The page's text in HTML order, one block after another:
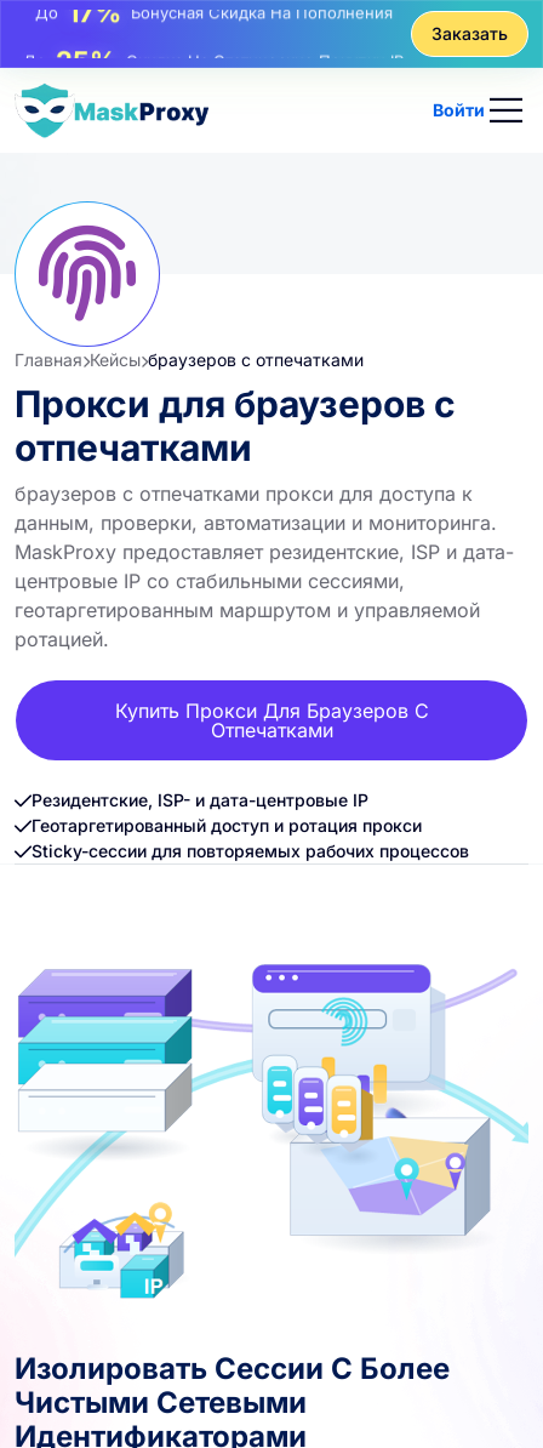
25%
До81%
Заказать
Войти
Главная Кейсы браузеров с отпечатками
Прокси для браузеров с
отпечатками
браузеров с отпечатками прокси для доступа к
данным, проверки, автоматизации и мониторинга.
MaskProxy предоставляет резидентские, ISP и дата-
центровые IP со стабильными сессиями,
геотаргетированным маршрутом и управляемой
ротацией.
Купить Прокси Для Браузеров С
Отпечатками
Резидентские, ISP- и дата-центровые IP
Геотаргетированный доступ и ротация прокси
Sticky-сессии для повторяемых рабочих процессов
Изолировать Сессии С Более
Чистыми Сетевыми
Идентификаторами